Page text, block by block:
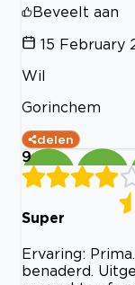
Beveelt aan
15 February
Wil
Gorinchem
delen
9
Super
Ervaring:
benaderd.